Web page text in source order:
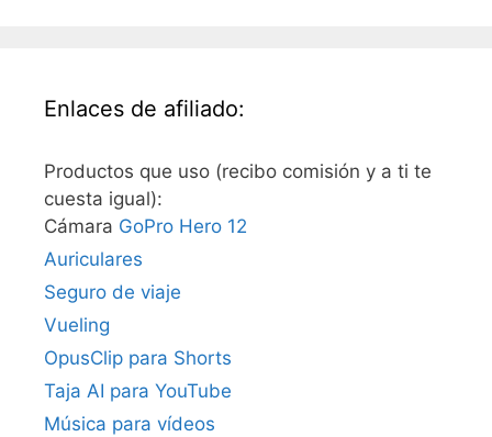
Enlaces de afiliado:
Productos que uso (recibo comisión y a ti te
cuesta igual):
Cámara GoPro Hero 12
Auriculares
Seguro de viaje
Vueling
OpusClip para Shorts
Taja AI para YouTube
Música para vídeos